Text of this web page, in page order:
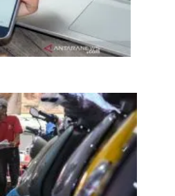
hilang dengan Google